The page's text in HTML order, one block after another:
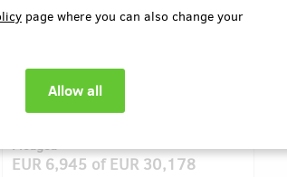
page where you can also change your
Závislost na online světě může mít
podobné důsledky jako užívání drog:
dokumentu a pomozte nám ukázat
veřejnosti stinnou stránku sociálních
Pledged
EUR 6,945 ofEUR 30,178